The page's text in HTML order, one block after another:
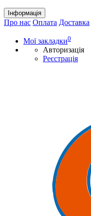
Інформація
Про нас Оплата Доставка
Мої закладки0
Авторизація
Реєстрація